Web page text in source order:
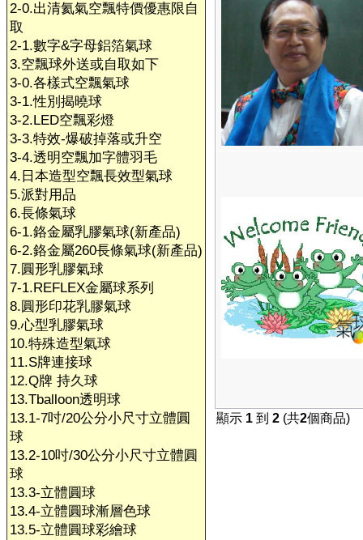
2-0.出清氦氣空飄特價優惠限自
取
2-1.數字&字母鋁箔氣球
3.空飄球外送或自取如下
3-0.各樣式空飄氣球
3-1.性別揭曉球
3-2.LED空飄彩燈
3-3.特效-爆破掉落或升空
3-4.透明空飄加字體羽毛
4.日本造型空飄長效型氣球
5.派對用品
6.長條氣球
6-1.鉻金屬乳膠氣球(新產品)
6-2.鉻金屬260長條氣球(新產品)
7.圓形乳膠氣球
7-1.REFLEX金屬球系列
8.圓形印花乳膠氣球
9.心型乳膠氣球
10.特殊造型氣球
11.S牌連接球
12.Q牌 持久球
13.Tballoon透明球
13.1-7吋/20公分小尺寸立體圓
球
13.2-10吋/30公分小尺寸立體圓
球
13.3-立體圓球
13.4-立體圓球漸層色球
13.5-立體圓球彩繪球
顯示 1 到 2 (共2個商品)